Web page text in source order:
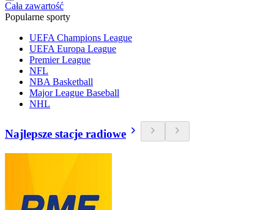
Cała zawartość
Popularne sporty
UEFA Champions League
UEFA Europa League
Premier League
NFL
NBA Basketball
Major League Baseball
NHL
Najlepsze stacje radiowe